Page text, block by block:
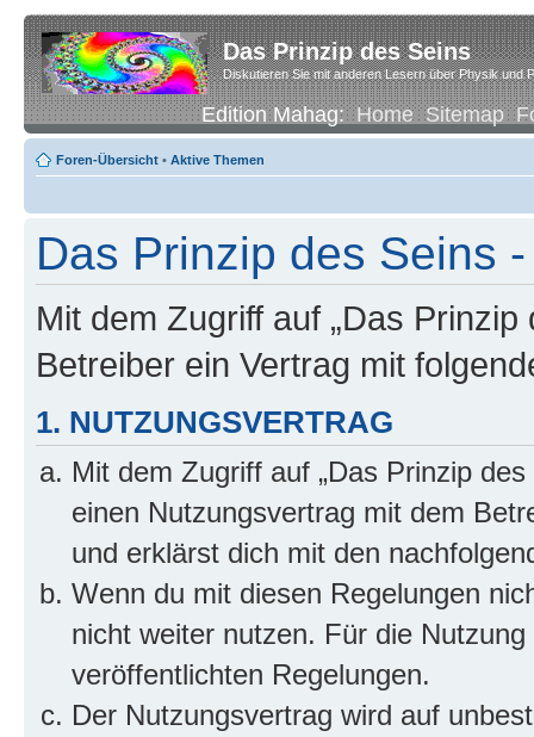
Das Prinzip des Seins
Diskutieren Sie mit anderen Lesern über Physik und
Edition Mahag:Home Sitemap
Foren-Übersicht • Aktive Themen
Das Prinzip des Seins
Mit dem Zugriff auf „Das
Betreiber ein Vertrag mit
1. NUTZUNGSVERTRAG
Mit dem Zugriff auf „Das Prinzip
einen Nutzungsvertrag mit dem
und erklärst dich mit den
Wenn du mit diesen Regelungen
nicht weiter nutzen. Für die
veröffentlichten Regelungen.
Der Nutzungsvertrag wird auf